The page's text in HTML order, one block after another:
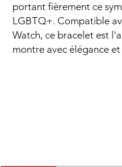
portant fièrement ce
LGBTQ+. Compatible
Watch, ce bracelet est
montre avec élégance